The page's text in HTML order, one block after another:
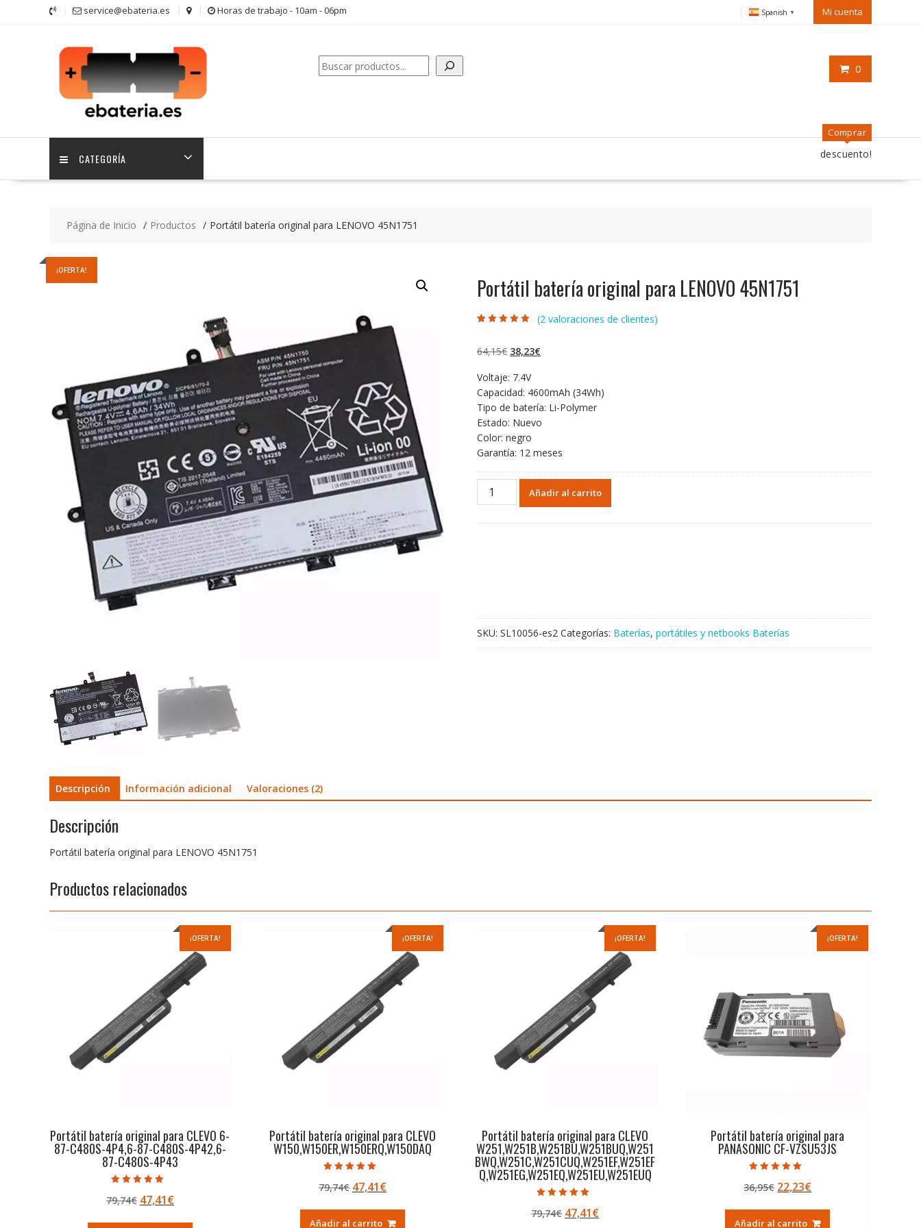
service@ebateria.es Horas de trabajo - 10am - 06pm Spanish ▼ Mi cuenta
0
Buscar
CATEGORÍA
Comprar
descuento!
Página de Inicio Productos Portátil batería original para LENOVO 45N1751
¡OFERTA!
Portátil batería original para LENOVO 45N1751
base a
valoraciones de
(2 valoraciones de clientes)
64,15€ El
original
era:
64,15€.
38,23€El
es:
38,23€.
Voltaje: 7.4V
Capacidad: 4600mAh (34Wh)
Tipo de batería: Li-Polymer
Estado: Nuevo
Color: negro
Garantía: 12 meses
Portátil
Añadir al carrito
SKU: SL10056-es2 Categorías: Baterías, portátiles y netbooks Baterías
Descripción Información adicional Valoraciones (2)
Descripción
Portátil batería original para LENOVO 45N1751
Productos relacionados
¡OFERTA!
Portátil batería original para CLEVO 6-
87-C480S-4P4,6-87-C480S-4P42,6-
87-C480S-4P43
5.00
de 5
79,74€ El
47,41€El
¡OFERTA!
Portátil batería original para CLEVO
W150,W150ER,W150ERQ,W150DAQ
5.00
de 5
79,74€ El
original
47,41€El
actual
Añadir al carrito
¡OFERTA!
Portátil batería original para CLEVO
W251,W251B,W251BU,W251BUQ,W251
BWQ,W251C,W251CUQ,W251EF,W251EF
Q,W251EG,W251EQ,W251EU,W251EUQ
5.00
de 5
79,74€ El
47,41€El
¡OFERTA!
Portátil batería original para
PANASONIC CF-VZSU53JS
5.00
de 5
36,95€ El
original
22,23€El
actual
Añadir al carrito